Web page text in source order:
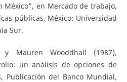
México”, en Mercado de trabajo,
públicas, México: Universidad
Sur.
y Mauren Wooddhall (1987),
un análisis de opciones de
Publicación del Banco Mundial,